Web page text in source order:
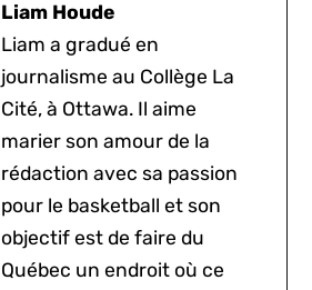
Liam Houde
Liam a gradué en
journalisme au Collège La
Cité, à Ottawa. Il aime
marier son amour de la
rédaction avec sa passion
pour le basketball et son
objectif est de faire du
Québec un endroit où ce